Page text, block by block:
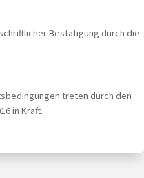
Bestätigung durch die
treten durch den
in Kraft.